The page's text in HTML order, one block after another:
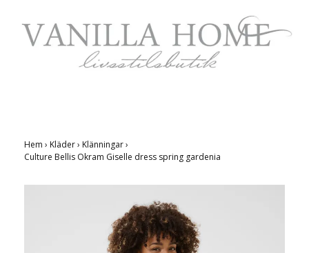
Hem › Kläder› Klänningar›
Culture Bellis Okram Giselle dress spring gardenia